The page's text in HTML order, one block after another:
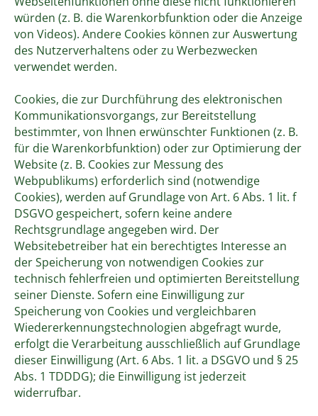
würden (z. B. die Warenkorbfunktion oder die Anzeige
von Videos). Andere Cookies können zur Auswertung
des Nutzerverhaltens oder zu Werbezwecken
verwendet werden.
Cookies, die zur Durchführung des elektronischen
Kommunikationsvorgangs, zur Bereitstellung
bestimmter, von Ihnen erwünschter Funktionen (z. B.
für die Warenkorbfunktion) oder zur Optimierung der
Website (z. B. Cookies zur Messung des
Webpublikums) erforderlich sind (notwendige
Cookies), werden auf Grundlage von Art. 6 Abs. 1 lit. f
DSGVO gespeichert, sofern keine andere
Rechtsgrundlage angegeben wird. Der
Websitebetreiber hat ein berechtigtes Interesse an
der Speicherung von notwendigen Cookies zur
technisch fehlerfreien und optimierten Bereitstellung
seiner Dienste. Sofern eine Einwilligung zur
Speicherung von Cookies und vergleichbaren
Wiedererkennungstechnologien abgefragt wurde,
erfolgt die Verarbeitung ausschließlich auf Grundlage
dieser Einwilligung (Art. 6 Abs. 1 lit. a DSGVO und § 25
Abs. 1 TDDDG); die Einwilligung ist jederzeit
widerrufbar.